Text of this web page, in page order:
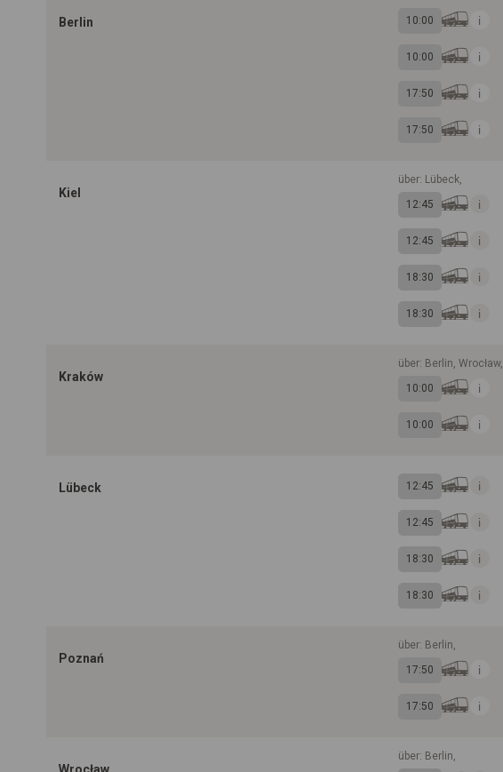
Berlin 10:00
10:00
17:50
17:50
Kiel
über: Lübeck,
12:45
12:45
18:30
18:30
Kraków
über: Berlin, Wrocław,
10:00
10:00
Lübeck 12:45
12:45
18:30
18:30
Poznań
über: Berlin,
17:50
17:50
über: Berlin,